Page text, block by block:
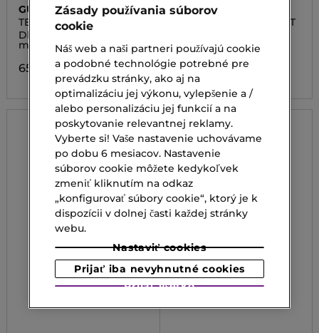
GUERLAIN
TERRACOTTA LE TEINT
GLOW
Dlhodobý rozjasňujúci
make-up
65,00 €
GUERLAIN
TERRACOTTA JOLI TEINT
hydratačný krém
58,00 €
Zásady používania súborov
cookie
Náš web a naši partneri používajú cookie
a podobné technológie potrebné pre
prevádzku stránky, ako aj na
optimalizáciu jej výkonu, vylepšenie a /
alebo personalizáciu jej funkcií a na
poskytovanie relevantnej reklamy.
Vyberte si! Vaše nastavenie uchovávame
po dobu 6 mesiacov. Nastavenie
súborov cookie môžete kedykoľvek
zmeniť kliknutím na odkaz
„konfigurovať súbory cookie“, ktorý je k
dispozícii v dolnej časti každej stránky
webu.
Nastaviť cookies
Prijať iba nevyhnutné cookies
Prijať všetko